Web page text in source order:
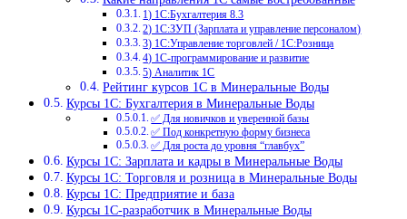
1) 1С:Бухгалтерия 8.3
2) 1С:ЗУП (Зарплата и управление персоналом)
3) 1С:Управление торговлей / 1С:Розница
4) 1С-программирование и развитие
5) Аналитик 1С
Рейтинг курсов 1С в Минеральные Воды
Курсы 1С: Бухгалтерия в Минеральные Воды
✅ Для новичков и уверенной базы
✅ Под конкретную форму бизнеса
✅ Для роста до уровня “главбух”
Курсы 1С: Зарплата и кадры в Минеральные Воды
Курсы 1С: Торговля и розница в Минеральные Воды
Курсы 1С: Предприятие и база
Курсы 1С-разработчик в Минеральные Воды